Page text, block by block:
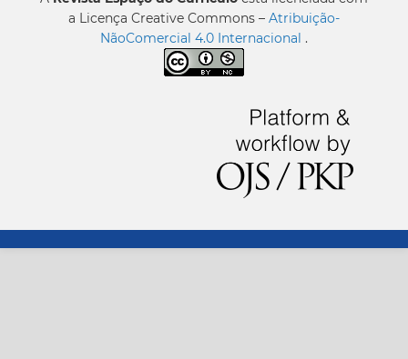
a Licença Creative Commons – Atribuição-
NãoComercial 4.0 Internacional .